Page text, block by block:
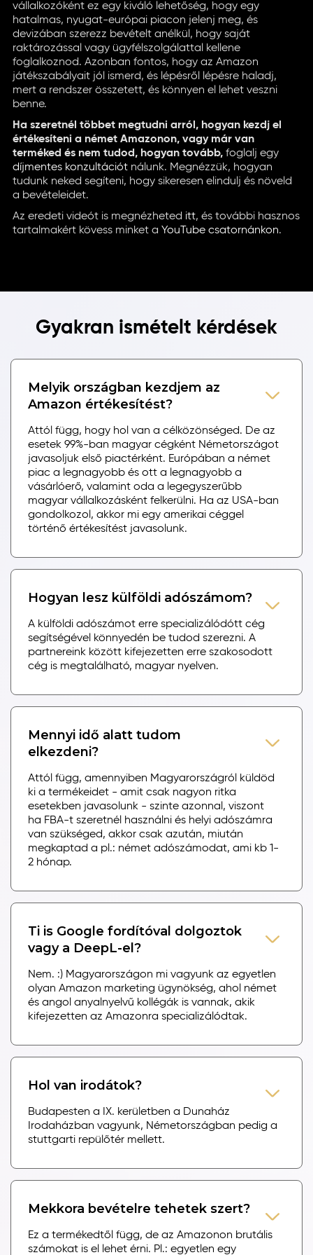
vállalkozóként ez egy kiváló lehetőség, hogy egy
hatalmas, nyugat-európai piacon jelenj meg, és
devizában szerezz bevételt anélkül, hogy saját
raktározással vagy ügyfélszolgálattal kellene
foglalkoznod. Azonban fontos, hogy az Amazon
játékszabályait jól ismerd, és lépésről lépésre haladj,
mert a rendszer összetett, és könnyen el lehet veszni
benne.
Ha szeretnél többet megtudni arról, hogyan kezdj el
értékesíteni a német Amazonon, vagy már van
terméked és nem tudod, hogyan tovább, foglalj egy
díjmentes konzultációt nálunk. Megnézzük, hogyan
tudunk neked segíteni, hogy sikeresen elindulj és növeld
a bevételeidet.
Az eredeti videót is megnézheted itt, és további hasznos
tartalmakért kövess minket a YouTube csatornánkon.
Gyakran ismételt kérdések
Melyik országban kezdjem az
Amazon értékesítést?
Attól függ, hogy hol van a célközönséged. De az
esetek 99%-ban magyar cégként Németországot
javasoljuk első piactérként. Európában a német
piac a legnagyobb és ott a legnagyobb a
vásárlóerő, valamint oda a legegyszerűbb
magyar vállalkozásként felkerülni. Ha az USA-ban
gondolkozol, akkor mi egy amerikai céggel
történő értékesítést javasolunk.
Hogyan lesz külföldi adószámom?
A külföldi adószámot erre specializálódótt cég
segítségével könnyedén be tudod szerezni. A
partnereink között kifejezetten erre szakosodott
cég is megtalálható, magyar nyelven.
Mennyi idő alatt tudom
elkezdeni?
Attól függ, amennyiben Magyarországról küldöd
ki a termékeidet - amit csak nagyon ritka
esetekben javasolunk - szinte azonnal, viszont
ha FBA-t szeretnél használni és helyi adószámra
van szükséged, akkor csak azután, miután
megkaptad a pl.: német adószámodat, ami kb 1-
2 hónap.
Ti is Google fordítóval dolgoztok
vagy a DeepL-el?
Nem. :) Magyarországon mi vagyunk az egyetlen
olyan Amazon marketing ügynökség, ahol német
és angol anyalnyelvű kollégák is vannak, akik
kifejezetten az Amazonra specializálódtak.
Hol van irodátok?
Budapesten a IX. kerületben a Dunaház
Irodaházban vagyunk, Németországban pedig a
stuttgarti repülőtér mellett.
Mekkora bevételre tehetek szert?
Ez a termékedtől függ, de az Amazonon brutális
számokat is el lehet érni. Pl.: egyetlen egy